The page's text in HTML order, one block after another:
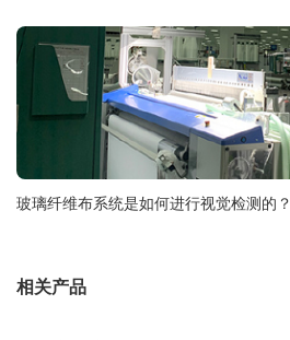
玻璃纤维布系统是如何进行视觉检测的？
相关产品